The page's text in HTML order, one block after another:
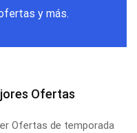
y más.
Ofertas
Ofertas de temporada